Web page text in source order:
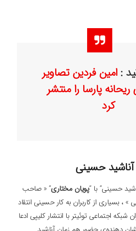
:امین فردین تصاویر
پارسا را منتشر
کرد
حسینی
حسینی” با “پویان مختاری” « صاحب
، بسیاری از کاربران به کار حسینی انتقاد
شبکه اجتماعی توئیتر با انتشار کلیپی ادعا